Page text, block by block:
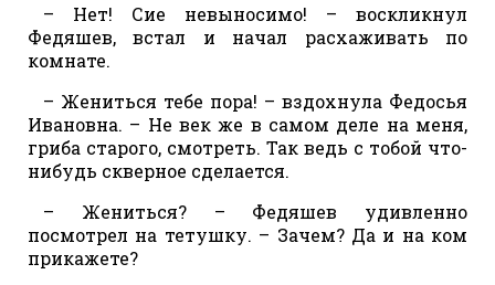
– Нет! Сие невыносимо! – воскликнул
Федяшев, встал и начал расхаживать по
комнате.
– Жениться тебе пора! – вздохнула Федосья
Ивановна. – Не век же в самом деле на меня,
гриба старого, смотреть. Так ведь с тобой что-
нибудь скверное сделается.
– Жениться? – Федяшев удивленно
посмотрел на тетушку. – Зачем? Да и на ком
прикажете?